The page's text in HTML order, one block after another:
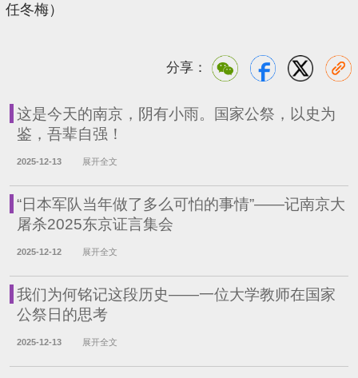
任冬梅）
分享：
这是今天的南京，阴有小雨。国家公祭，以史为
鉴，吾辈自强！
2025-12-13 展开全文
“日本军队当年做了多么可怕的事情”——记南京大
屠杀2025东京证言集会
2025-12-12 展开全文
我们为何铭记这段历史——一位大学教师在国家
公祭日的思考
2025-12-13 展开全文